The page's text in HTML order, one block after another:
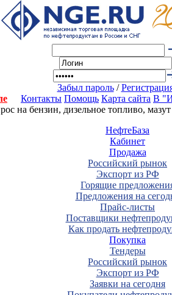
Забыл пароль/
Контакты Помощь Карта сайта В
на бензин, дизельное топливо,
НефтеБаза
Кабинет
Продажа
Российский рынок
Экспорт из РФ
Горящие
Предложения на
Прайс-листы
Поставщики
Как продать
Покупка
Тендеры
Российский рынок
Экспорт из РФ
Заявки на сегодня